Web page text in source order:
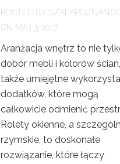
POSTED BY
ON MAJ 3, 2017
Aranżacja wnętrz to nie
dobór mebli i kolorów
także umiejętne
dodatków, które mogą
całkowicie odmienić
Rolety okienne, a
rzymskie, to doskonałe
rozwiązanie, które łączy